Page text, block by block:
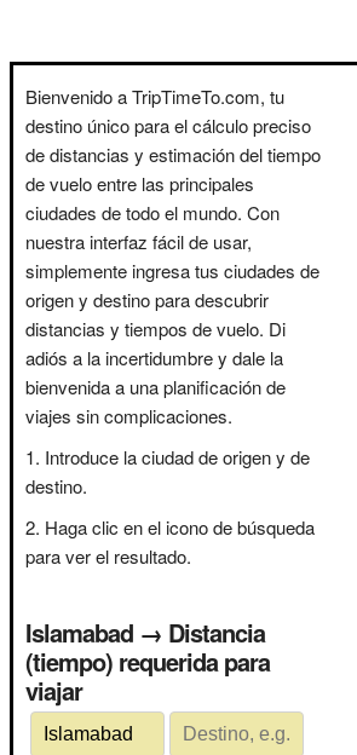
Bienvenido a TripTimeTo.com, tu
destino único para el cálculo preciso
de distancias y estimación del tiempo
de vuelo entre las principales
ciudades de todo el mundo. Con
nuestra interfaz fácil de usar,
simplemente ingresa tus ciudades de
origen y destino para descubrir
distancias y tiempos de vuelo. Di
adiós a la incertidumbre y dale la
bienvenida a una planificación de
viajes sin complicaciones.
Introduce la ciudad de origen y de
destino.
Haga clic en el icono de búsqueda
para ver el resultado.
Islamabad → Distancia
(tiempo) requerida para
viajar